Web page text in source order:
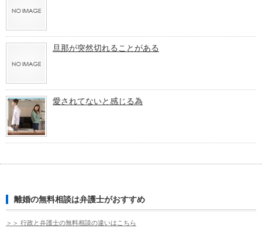
旦那が突然切れることがある
愛されてないと感じる為
離婚の無料相談は弁護士がおすすめ
＞＞ 行政と弁護士の無料相談の違いはこちら